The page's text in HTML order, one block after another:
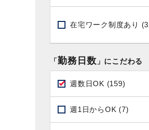
在宅ワーク制度あり
「勤務日数 」にこだわる
週数日OK (159)
週1日からOK (7)